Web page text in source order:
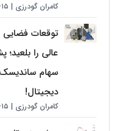
کامران گودرزی ۱۵-۰۵-۱۴۰۵
توقعات فضایی
عالی را
سهام
دیجیتال!
کامران گودرزی ۱۵-۰۵-۱۴۰۵